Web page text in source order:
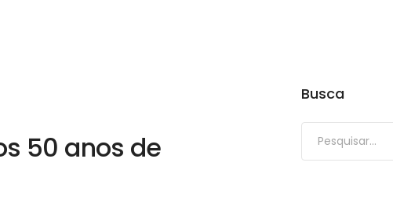
50 anos de
Busca